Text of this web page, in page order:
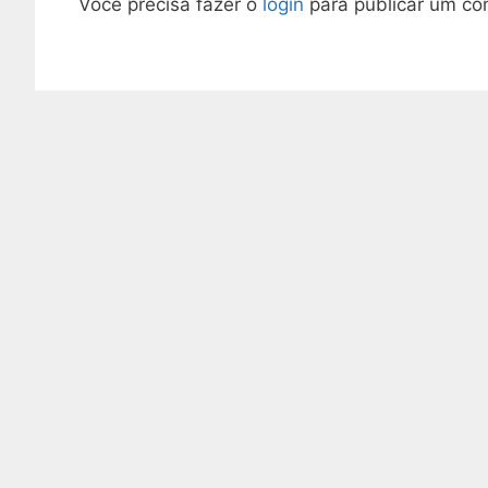
Você precisa fazer o login para publicar um